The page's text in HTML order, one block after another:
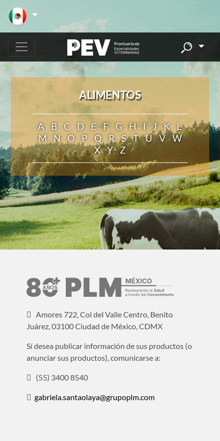
ALIMENTOS
A B C D E F G H I J K
L
M
N O P Q R S T U V
W
X
Y Z
Amores 722, Col del Valle Centro, Benito
Juárez, 03100 Ciudad de México, CDMX
Sí desea publicar información de sus productos (o
anunciar sus productos), comunicarse a:
(55) 3400 8540
gabriela.santaolaya@grupoplm.com